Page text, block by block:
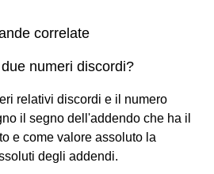
correlate
numeri discordi?
relativi discordi e il numero
il segno dell'addendo che ha il
e come valore assoluto la
degli addendi.